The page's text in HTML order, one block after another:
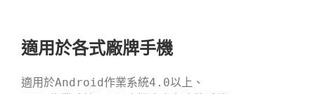
適用於各式廠牌手機
適用於Android作業系統4.0以上、